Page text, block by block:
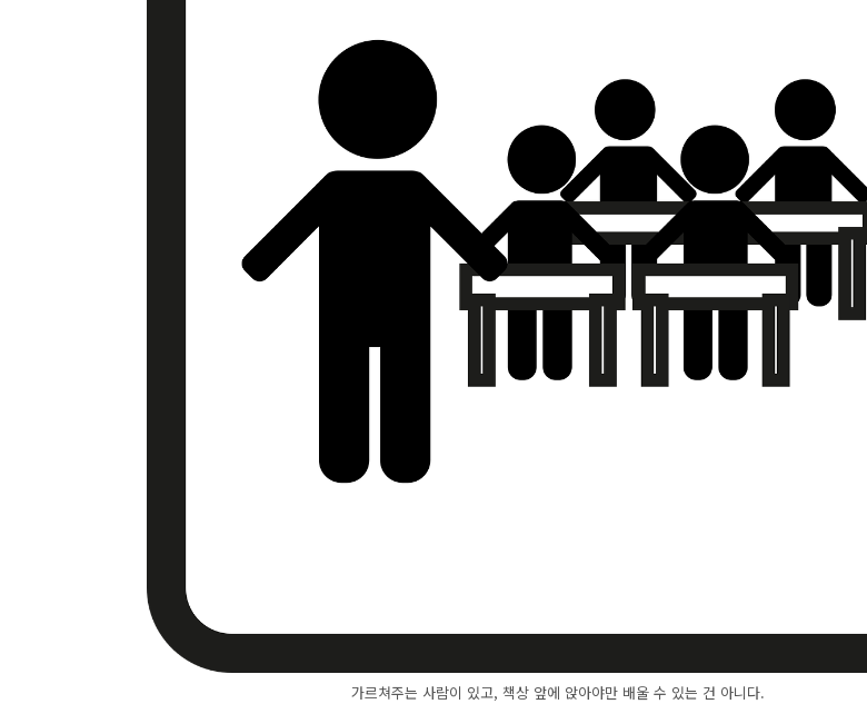
가르쳐주는 사람이 있고, 책상 앞에 앉아야만 배울 수 있는 건 아니다.